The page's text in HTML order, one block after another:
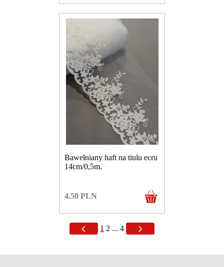
Bawełniany haft na tiulu ecru
14cm/0,5m.
4.50 PLN
1 2 ... 4